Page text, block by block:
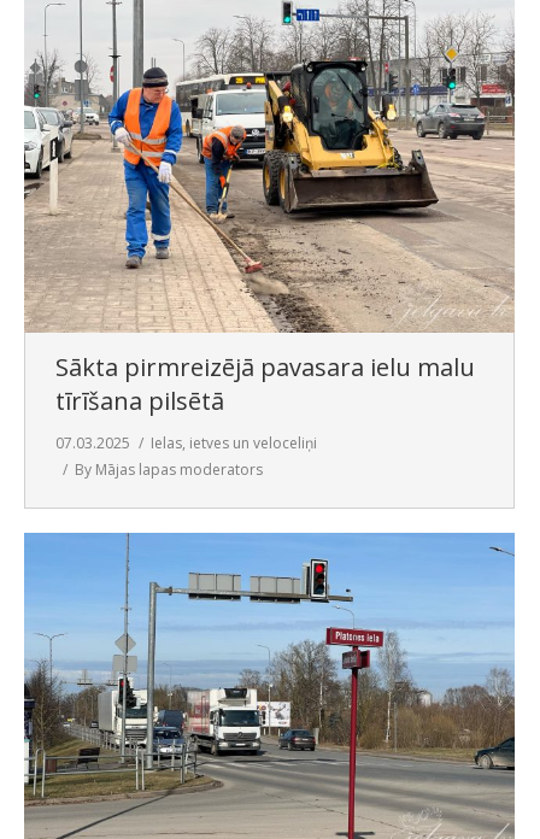
Sākta pirmreizējā pavasara ielu malu
tīrīšana pilsētā
07.03.2025
Ielas, ietves un veloceliņi
By Mājas lapas moderators